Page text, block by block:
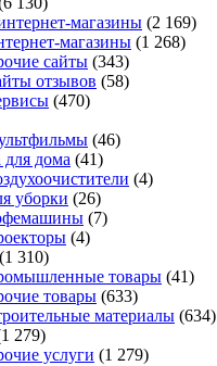
магазины (2 169)
магазины (1 268)
сайты (343)
отзывов (58)
(470)
(46)
для дома (41)
(4)
уборки (26)
(7)
(4)
(1 310)
товары (41)
товары (633)
материалы (634)
279)
услуги (1 279)